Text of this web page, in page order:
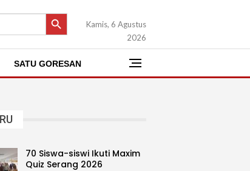
SEARCH BUTTON
Kamis, 6 Agustus
2026
SATU GORESAN
70 Siswa-siswi Ikuti Maxim
Quiz Serang 2026